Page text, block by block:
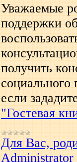
Уважаемые
поддержки
получить
социального
если
"Гостевая
Для Вас,
Administrator